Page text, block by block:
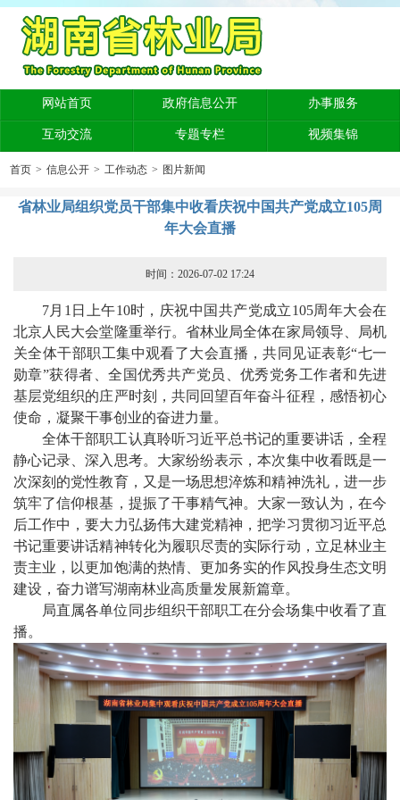
网站首页 政府信息公开 办事服务
互动交流 专题专栏 视频集锦
首页 > 信息公开 > 工作动态 > 图片新闻
省林业局组织党员干部集中收看庆祝中国共产党成立105周
年大会直播
时间：2026-07-02 17:24
7月1日上午10时，庆祝中国共产党成立105周年大会在
北京人民大会堂隆重举行。省林业局全体在家局领导、局机
关全体干部职工集中观看了大会直播，共同见证表彰“七一
勋章”获得者、全国优秀共产党员、优秀党务工作者和先进
基层党组织的庄严时刻，共同回望百年奋斗征程，感悟初心
使命，凝聚干事创业的奋进力量。
全体干部职工认真聆听习近平总书记的重要讲话，全程
静心记录、深入思考。大家纷纷表示，本次集中收看既是一
次深刻的党性教育，又是一场思想淬炼和精神洗礼，进一步
筑牢了信仰根基，提振了干事精气神。大家一致认为，在今
后工作中，要大力弘扬伟大建党精神，把学习贯彻习近平总
书记重要讲话精神转化为履职尽责的实际行动，立足林业主
责主业，以更加饱满的热情、更加务实的作风投身生态文明
建设，奋力谱写湖南林业高质量发展新篇章。
局直属各单位同步组织干部职工在分会场集中收看了直
播。